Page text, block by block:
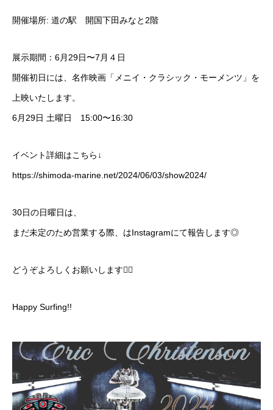
開催場所: 道の駅 開国下田みなと2階
展示期間：6月29日〜7月４日
開催初日には、名作映画「メニイ・クラシック・モーメンツ」を
上映いたします。
6月29日 土曜日 15:00〜16:30
イベント詳細はこちら↓
https://shimoda-marine.net/2024/06/03/show2024/
30日の日曜日は、
まだ未定のため営業する際、はInstagramにて報告します◎
どうぞよろしくお願いします🙇‍♀️
Happy Surfing!!